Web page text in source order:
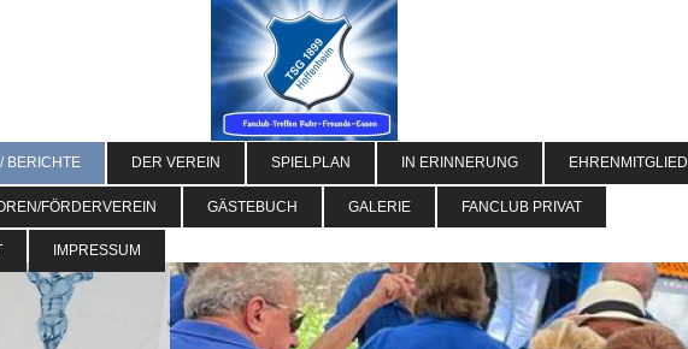
BERICHTE DER VEREIN SPIELPLAN IN ERINNERUNG EHRENMITGLIED
FÖRDERVEREIN GÄSTEBUCH GALERIE FANCLUB PRIVAT
IMPRESSUM